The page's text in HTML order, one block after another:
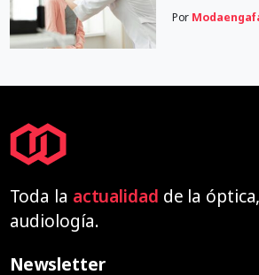
Por
Toda la actualidad de la
audiología.
Newsletter